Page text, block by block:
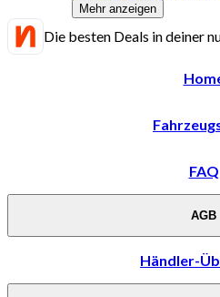
Mehr anzeigen
Die besten Deals in deiner
FAQ
AGB
Händler-